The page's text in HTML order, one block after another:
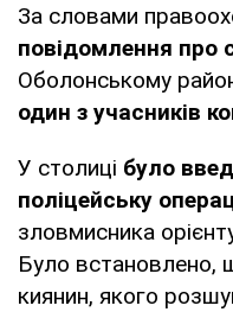
За словами
повідомлення про
Оболонському
один з учасників
У столиці було
поліцейську
зловмисника
Було встановлено,
киянин, якого